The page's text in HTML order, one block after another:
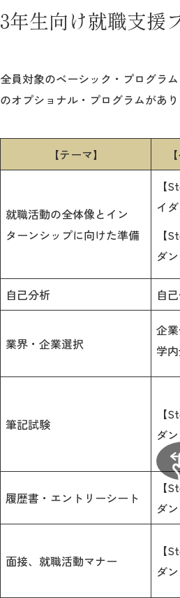
3年生向け就職支援
全員対象のベーシック・プログラ
のオプショナル・プログラムがあり
【テーマ】
就職活動の全体像とイン
ターンシップに向けた準備
【
イ
【
ダ
自己分析 自
業界・企業選択
企
学
筆記試験
【
ダ
履歴書・エントリーシート
【
ダ
面接、就職活動マナー
【
ダ